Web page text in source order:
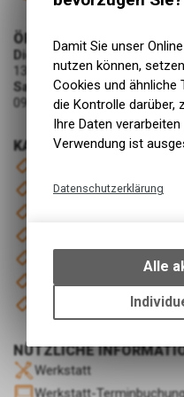
KATEGORIEN
Velozubehör
Geschenkgutschein
Moto Guzzi Klassiker
NÜTZLICHE
Werkstatt
Werkstatt-
ÖFFNUNGSZEITEN
Dienstag - Freitag
13:30 - 18:30 Uhr
Samstag
09:00 - 16:00 Uhr
Damit Sie unser
nutzen können,
Cookies und ähnliche
die Kontrolle darüber,
Ihre Daten
Verwendung ist
Datenschutzerklärung
um die
des
dass
Alle